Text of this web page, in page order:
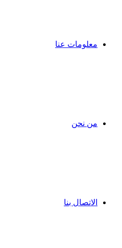
معلومات عنا
من نحن
الاتصال بنا